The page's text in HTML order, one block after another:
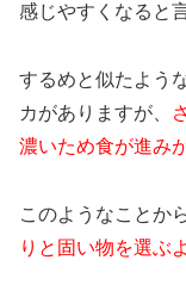
感じやすくなると
するめと似たよう
カがありますが、
濃いため食が進み
このようなことから
りと固い物を選ぶ